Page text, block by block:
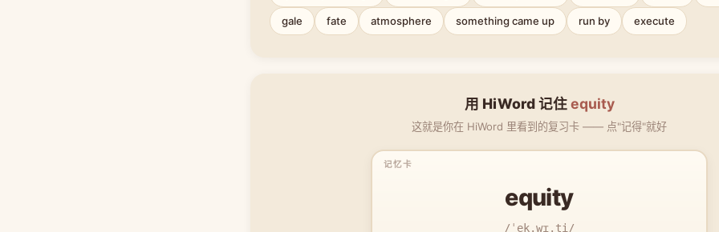
gale fate atmosphere something came up run by execute
用 HiWord 记住equity
这就是你在 HiWord 里看到的复习卡 —— 点"记得"就好
equity
/ˈek.wɪ.ti/